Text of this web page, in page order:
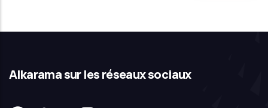
Alkarama sur les réseaux sociaux